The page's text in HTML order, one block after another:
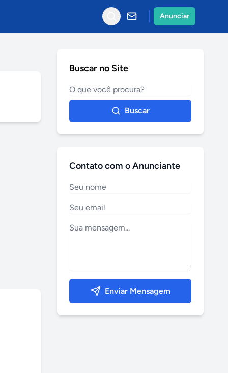
Anunciar
Buscar no Site
Buscar
Contato com o Anunciante
Enviar Mensagem